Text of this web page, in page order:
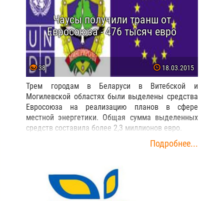
Чаусы получили транш от
Евросоюза - 476 тысяч евро
38 18.03.2015
Трем городам в Беларуси в Витебской и
Могилевской областях были выделены средства
Евросоюза на реализацию планов в сфере
местной энергетики. Общая сумма выделенных
средств составила более 2,3 миллионов евро.
Подробнее...